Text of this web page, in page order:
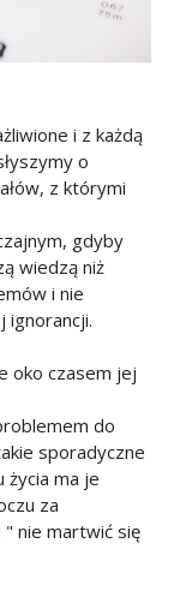
i z każdą
o
z którymi
gdyby
wiedzą niż
i nie
ignorancji.
oko czasem jej
do
sporadyczne
ma je
za
" nie martwić się